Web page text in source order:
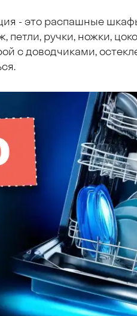
- это распашные
ручки, ножки,
с доводчиками,